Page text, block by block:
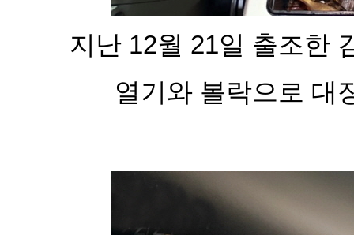
지난 12월 21일 출조한
열기와 볼락으로 대